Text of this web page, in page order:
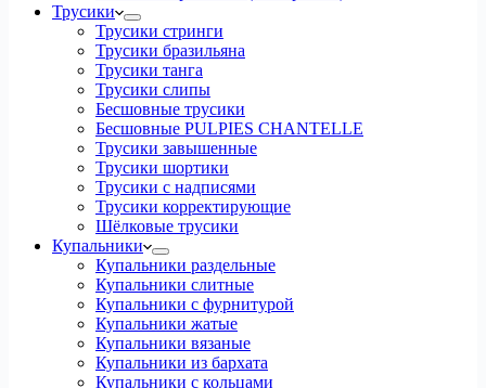
Трусики
Трусики стринги
Трусики бразильяна
Трусики танга
Трусики слипы
Бесшовные трусики
Бесшовные PULPIES CHANTELLE
Трусики завышенные
Трусики шортики
Трусики с надписями
Трусики корректирующие
Шёлковые трусики
Купальники
Купальники раздельные
Купальники слитные
Купальники с фурнитурой
Купальники жатые
Купальники вязаные
Купальники из бархата
Купальники с кольцами